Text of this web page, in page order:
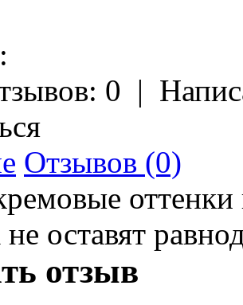
0 |
Отзывов (0)
оставят
отзыв